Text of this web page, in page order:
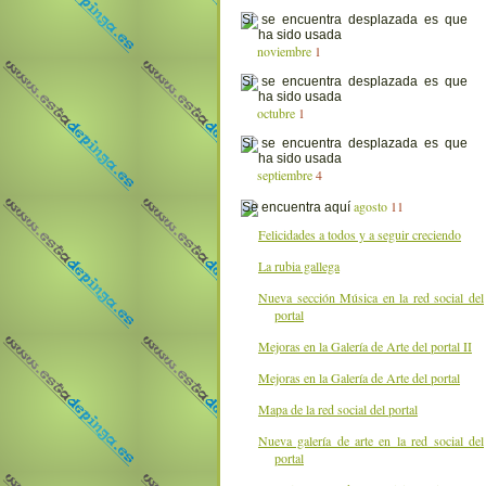
noviembre 1
octubre 1
septiembre 4
agosto 11
Felicidades a todos y a seguir creciendo
La rubia gallega
Nueva sección Música en la red social del
portal
Mejoras en la Galería de Arte del portal II
Mejoras en la Galería de Arte del portal
Mapa de la red social del portal
Nueva galería de arte en la red social del
portal